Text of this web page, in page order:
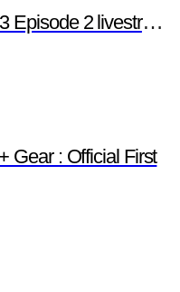
livestream (full length)
Gear : Official First